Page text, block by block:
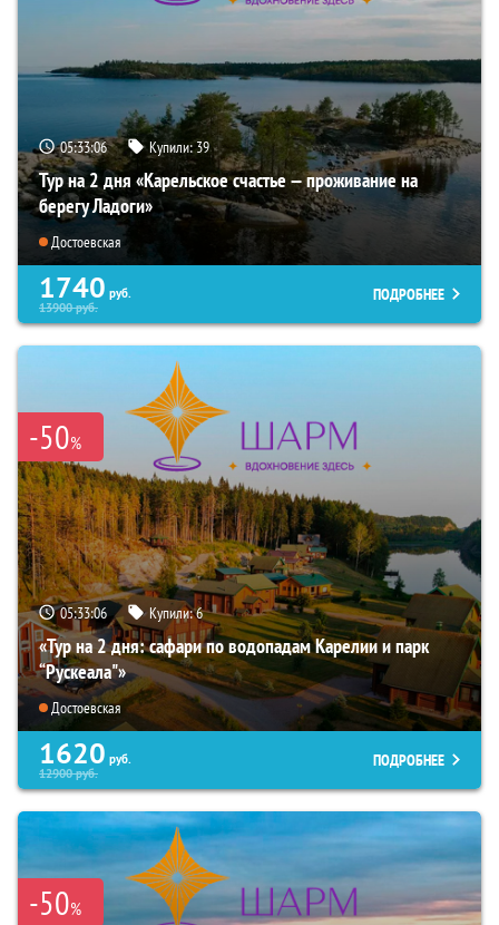
05:33:04 Купили:39
Тур на 2 дня «Карельское счастье — проживание на
берегу Ладоги»
Достоевская
1740 руб.
13900руб.
ПОДРОБНЕЕ
-50%
05:33:04 Купили:6
«Тур на 2 дня: сафари по водопадам Карелии и парк
“Рускеала"»
Достоевская
1620 руб.
12900руб.
ПОДРОБНЕЕ
-50%